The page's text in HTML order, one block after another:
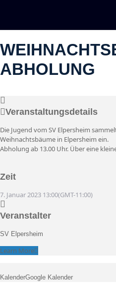
ABHOLUNG
Veranstaltungsdetails
Die Jugend vom SV Elpersheim
Weihnachtsbäume in Elpersheim ein.
Abholung ab 13.00 Uhr. Über eine
Zeit
7. Januar 2023 13:00(GMT-11:00)
Veranstalter
SV Elpersheim
Learn More
KalenderGoogle Kalender